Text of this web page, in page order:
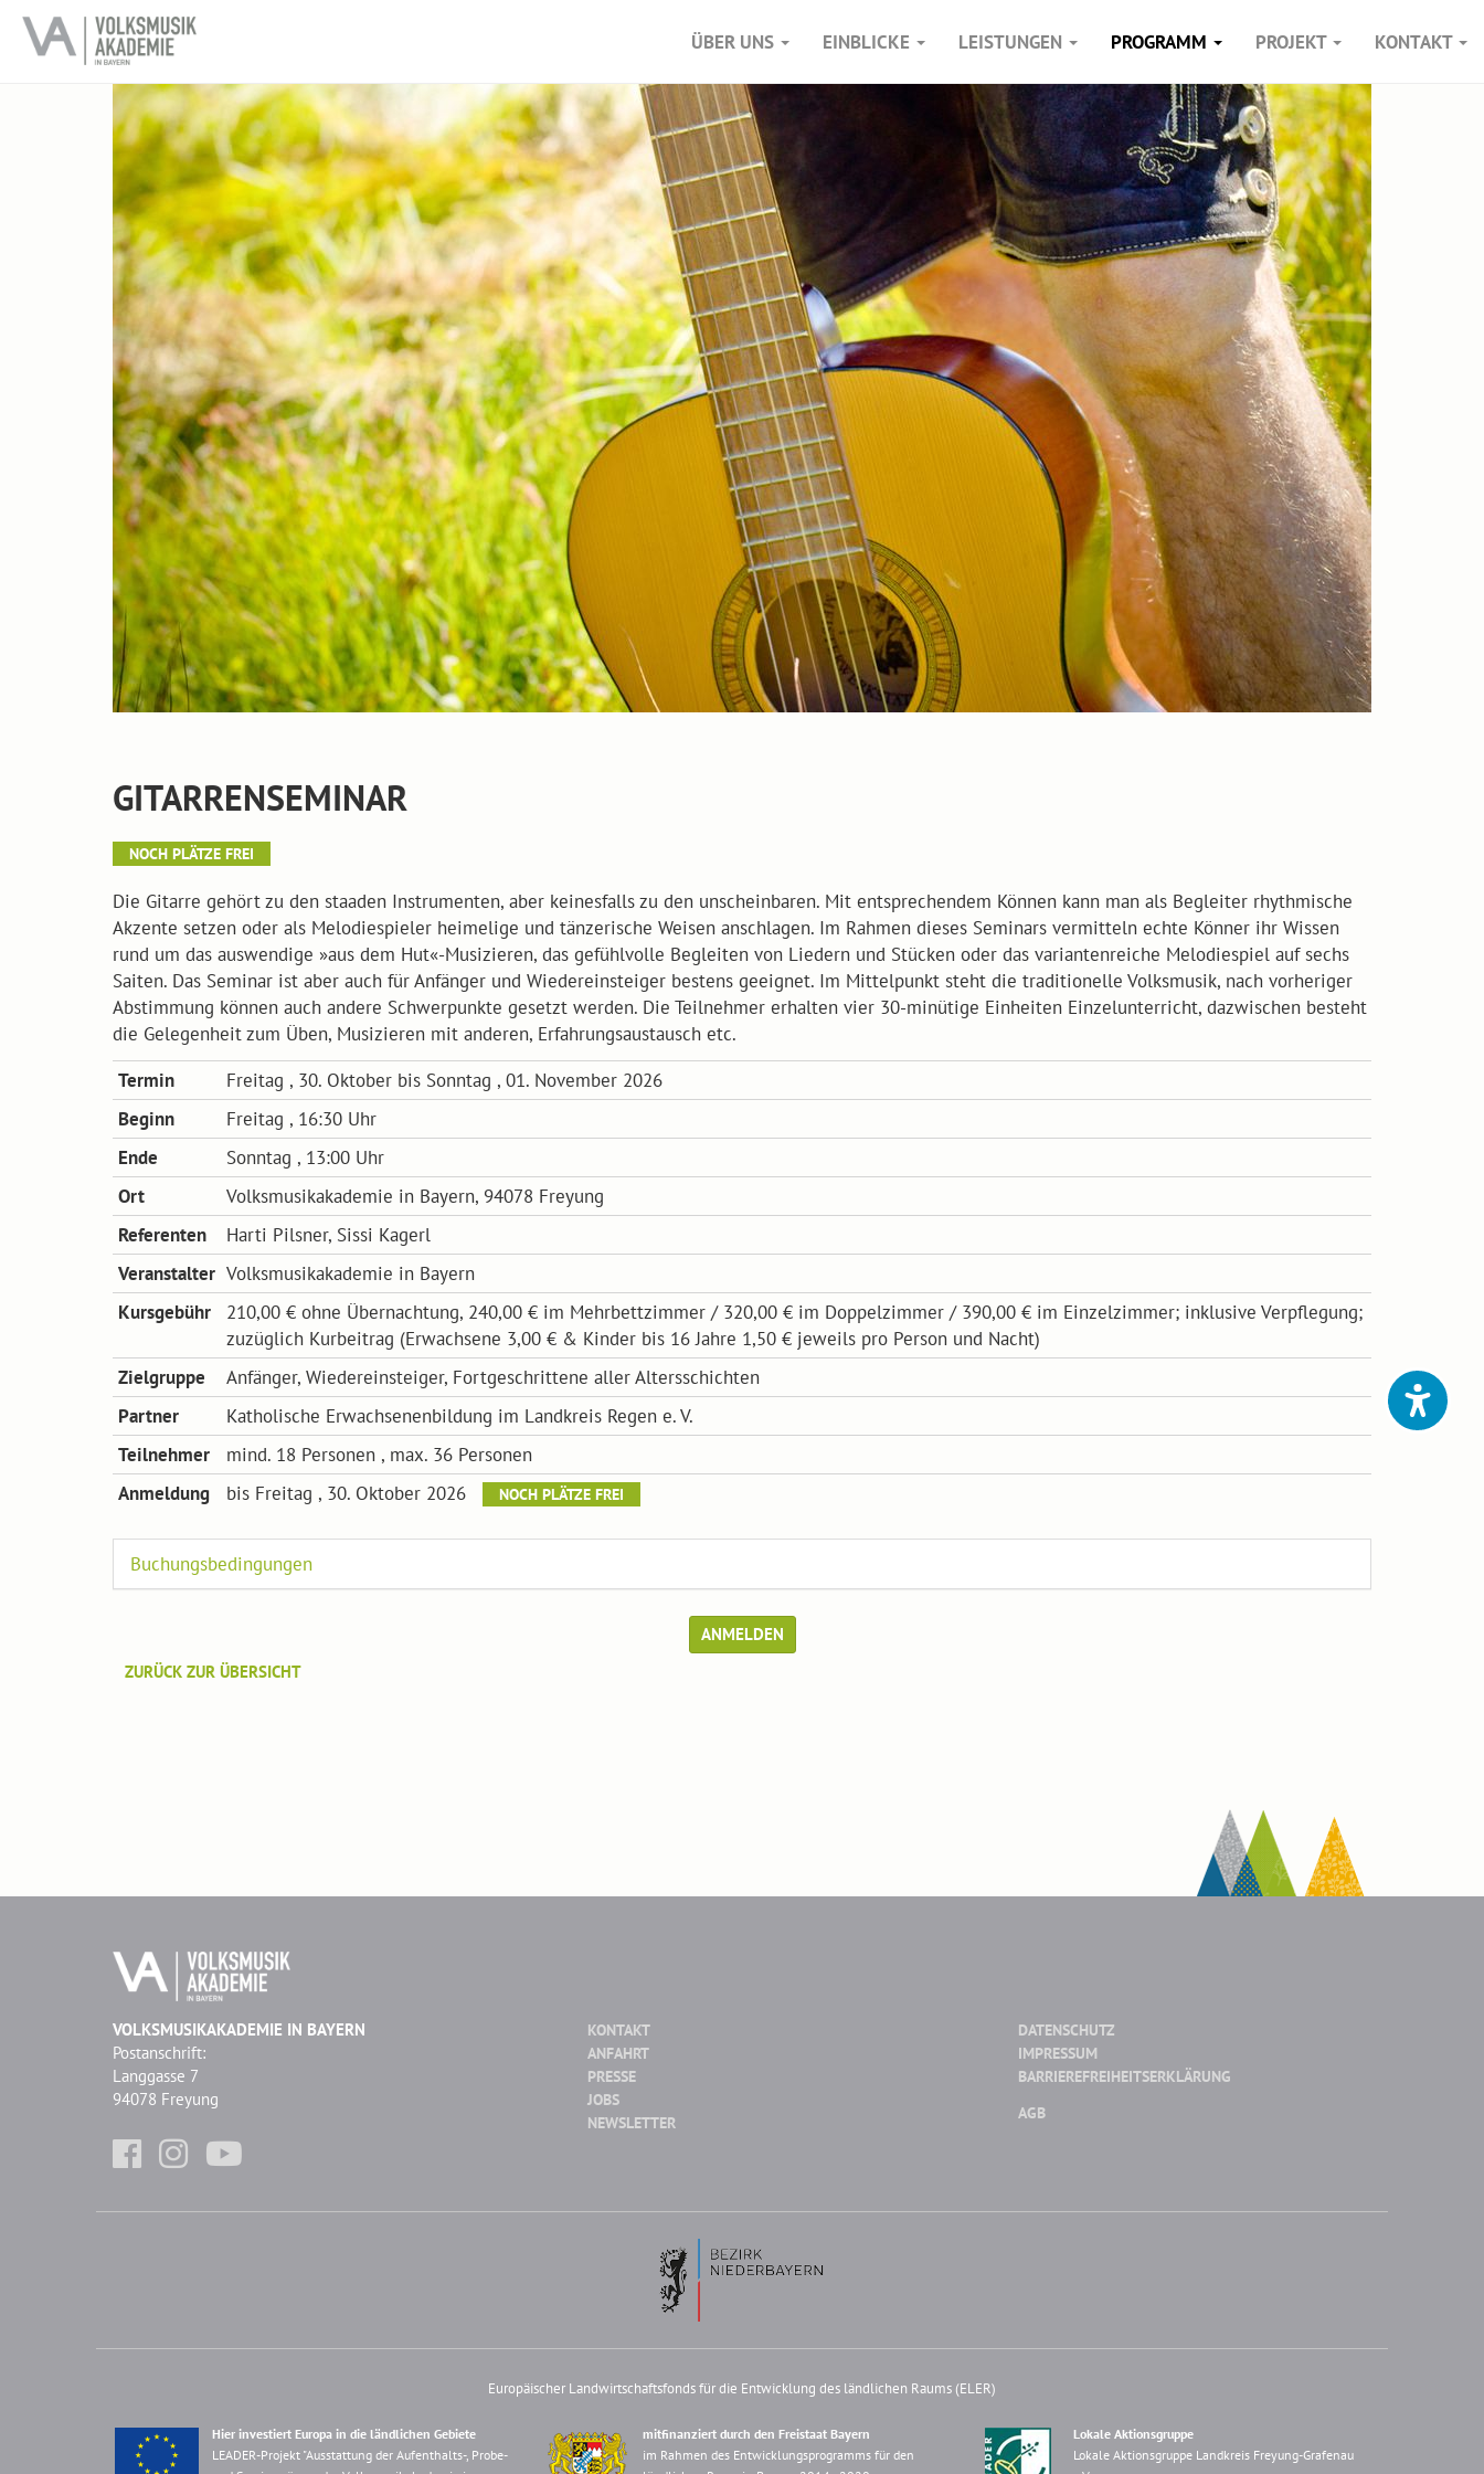
ÜBER UNS EINBLICKE LEISTUNGEN PROGRAMM PROJEKT KONTAKT
GITARRENSEMINAR
NOCH PLÄTZE FREI
Die Gitarre gehört zu den staaden Instrumenten, aber keinesfalls zu den unscheinbaren. Mit entsprechendem Können kann man als Begleiter rhythmische
Akzente setzen oder als Melodiespieler heimelige und tänzerische Weisen anschlagen. Im Rahmen dieses Seminars vermitteln echte Könner ihr Wissen
rund um das auswendige »aus dem Hut«-Musizieren, das gefühlvolle Begleiten von Liedern und Stücken oder das variantenreiche Melodiespiel auf sechs
Saiten. Das Seminar ist aber auch für Anfänger und Wiedereinsteiger bestens geeignet. Im Mittelpunkt steht die traditionelle Volksmusik, nach vorheriger
Abstimmung können auch andere Schwerpunkte gesetzt werden. Die Teilnehmer erhalten vier 30-minütige Einheiten Einzelunterricht, dazwischen besteht
die Gelegenheit zum Üben, Musizieren mit anderen, Erfahrungsaustausch etc.
Termin
Freitag , 30. Oktober bis Sonntag , 01. November 2026
Beginn
Freitag , 16:30 Uhr
Ende
Sonntag , 13:00 Uhr
Ort
Volksmusikakademie in Bayern, 94078 Freyung
Referenten
Harti Pilsner, Sissi Kagerl
Veranstalter Volksmusikakademie in Bayern
Kursgebühr
210,00 € ohne Übernachtung, 240,00 € im Mehrbettzimmer / 320,00 € im Doppelzimmer / 390,00 € im Einzelzimmer; inklusive Verpflegung;
zuzüglich Kurbeitrag (Erwachsene 3,00 € & Kinder bis 16 Jahre 1,50 € jeweils pro Person und Nacht)
Zielgruppe
Anfänger, Wiedereinsteiger, Fortgeschrittene aller Altersschichten
Partner
Katholische Erwachsenenbildung im Landkreis Regen e. V.
Teilnehmer
mind. 18 Personen , max. 36 Personen
Anmeldung
bis Freitag , 30. Oktober 2026 NOCH PLÄTZE FREI
Buchungsbedingungen
ANMELDEN
ZURÜCK ZUR ÜBERSICHT
VOLKSMUSIKAKADEMIE IN BAYERN
Postanschrift:
Langgasse 7
94078 Freyung
KONTAKT
ANFAHRT
PRESSE
JOBS
NEWSLETTER
DATENSCHUTZ
IMPRESSUM
BARRIEREFREIHEITSERKLÄRUNG
AGB
Europäischer Landwirtschaftsfonds für die Entwicklung des ländlichen Raums (ELER)
Hier investiert Europa in die ländlichen Gebiete
LEADER-Projekt "Ausstattung der Aufenthalts-, Probe-
mitfinanziert durch den Freistaat Bayern
im Rahmen des Entwicklungsprogramms für den
Lokale Aktionsgruppe
Lokale Aktionsgruppe Landkreis Freyung-Grafenau